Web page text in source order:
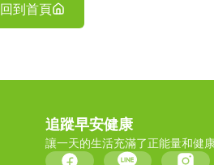
回到首頁
追蹤早安健康
讓一天的生活充滿了正能量和健